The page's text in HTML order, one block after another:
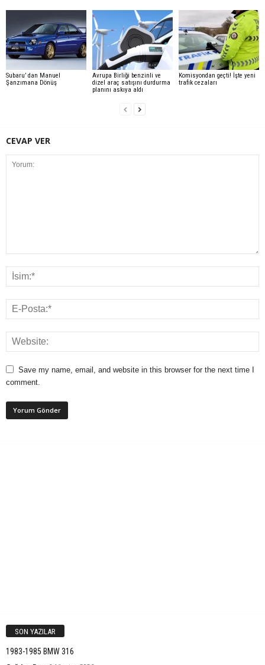
Subaru’ dan Manuel
Şanzımana Dönüş
Avrupa Birliği benzinli ve
dizel araç satışını durdurma
planını askıya aldı
Komisyondan geçti! İşte yeni
trafik cezaları
CEVAP VER
Save my name, email, and website in this browser for the next time I
comment.
SON YAZILAR
1983-1985 BMW 316